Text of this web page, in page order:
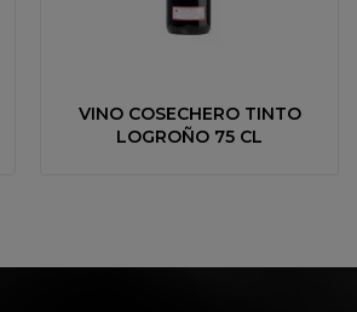
VINO COSECHERO TINTO
LOGROÑO 75 CL